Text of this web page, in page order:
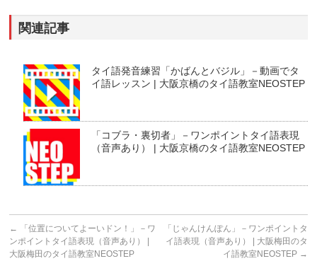
関連記事
タイ語発音練習「かばんとバジル」－動画でタ
イ語レッスン | 大阪京橋のタイ語教室NEOSTEP
「コブラ・裏切者」－ワンポイントタイ語表現
（音声あり） | 大阪京橋のタイ語教室NEOSTEP
←
「位置についてよーいドン！」－ワ
ンポイントタイ語表現（音声あり） |
大阪梅田のタイ語教室NEOSTEP
「じゃんけんぽん」－ワンポイントタ
イ語表現（音声あり） | 大阪梅田のタ
イ語教室NEOSTEP →